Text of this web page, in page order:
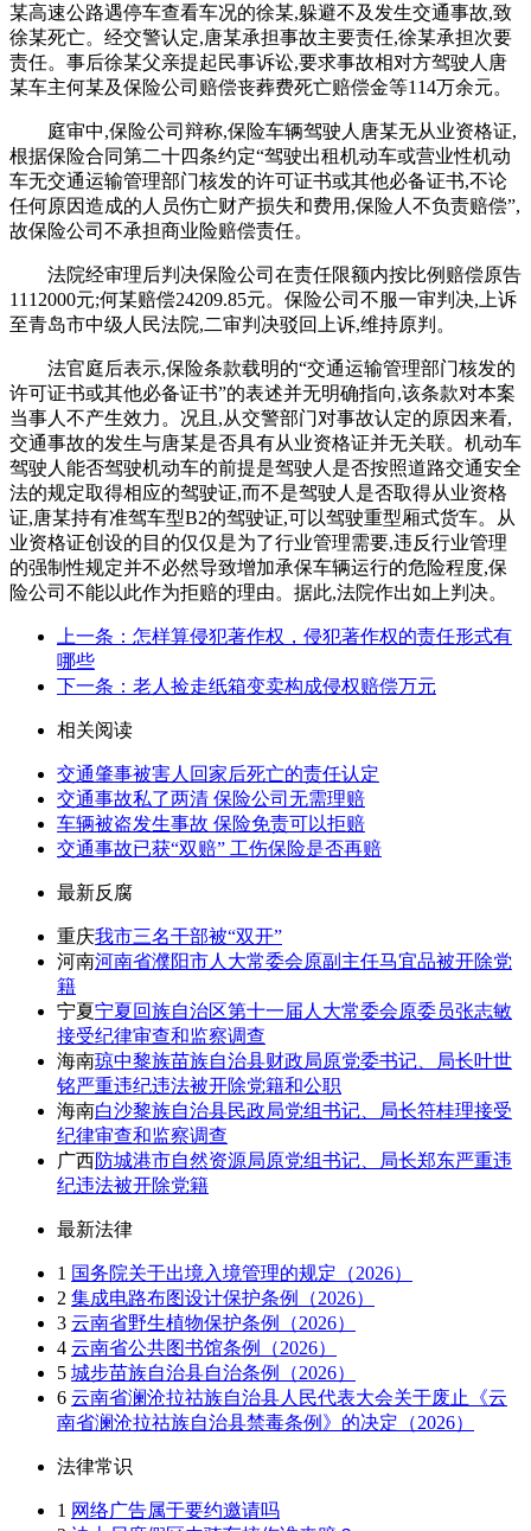
某高速公路遇停车查看车况的徐某,躲避不及发生交通事故,致
徐某死亡。经交警认定,唐某承担事故主要责任,徐某承担次要
责任。事后徐某父亲提起民事诉讼,要求事故相对方驾驶人唐
某车主何某及保险公司赔偿丧葬费死亡赔偿金等114万余元。
庭审中,保险公司辩称,保险车辆驾驶人唐某无从业资格证,
根据保险合同第二十四条约定“驾驶出租机动车或营业性机动
车无交通运输管理部门核发的许可证书或其他必备证书,不论
任何原因造成的人员伤亡财产损失和费用,保险人不负责赔偿”,
故保险公司不承担商业险赔偿责任。
法院经审理后判决保险公司在责任限额内按比例赔偿原告
1112000元;何某赔偿24209.85元。保险公司不服一审判决,上诉
至青岛市中级人民法院,二审判决驳回上诉,维持原判。
法官庭后表示,保险条款载明的“交通运输管理部门核发的
许可证书或其他必备证书”的表述并无明确指向,该条款对本案
当事人不产生效力。况且,从交警部门对事故认定的原因来看,
交通事故的发生与唐某是否具有从业资格证并无关联。机动车
驾驶人能否驾驶机动车的前提是驾驶人是否按照道路交通安全
法的规定取得相应的驾驶证,而不是驾驶人是否取得从业资格
证,唐某持有准驾车型B2的驾驶证,可以驾驶重型厢式货车。从
业资格证创设的目的仅仅是为了行业管理需要,违反行业管理
的强制性规定并不必然导致增加承保车辆运行的危险程度,保
险公司不能以此作为拒赔的理由。据此,法院作出如上判决。
上一条：怎样算侵犯著作权，侵犯著作权的责任形式有
哪些
下一条：老人捡走纸箱变卖构成侵权赔偿万元
相关阅读
交通肇事被害人回家后死亡的责任认定
交通事故私了两清 保险公司无需理赔
车辆被盗发生事故 保险免责可以拒赔
交通事故已获“双赔” 工伤保险是否再赔
最新反腐
重庆我市三名干部被“双开”
河南河南省濮阳市人大常委会原副主任马宜品被开除党
籍
宁夏宁夏回族自治区第十一届人大常委会原委员张志敏
接受纪律审查和监察调查
海南琼中黎族苗族自治县财政局原党委书记、局长叶世
铭严重违纪违法被开除党籍和公职
海南白沙黎族自治县民政局党组书记、局长符桂理接受
纪律审查和监察调查
广西防城港市自然资源局原党组书记、局长郑东严重违
纪违法被开除党籍
最新法律
1 国务院关于出境入境管理的规定（2026）
2 集成电路布图设计保护条例（2026）
3 云南省野生植物保护条例（2026）
4 云南省公共图书馆条例（2026）
5 城步苗族自治县自治条例（2026）
6 云南省澜沧拉祜族自治县人民代表大会关于废止《云
南省澜沧拉祜族自治县禁毒条例》的决定（2026）
法律常识
1 网络广告属于要约邀请吗